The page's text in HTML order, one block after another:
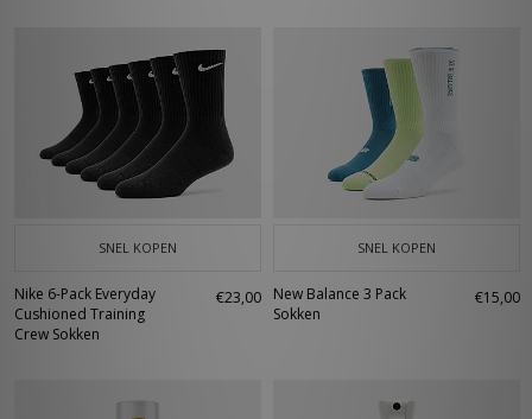
SNEL KOPEN
Nike 6-Pack Everyday
Cushioned Training
Crew Sokken
€23,00
SNEL KOPEN
New Balance 3 Pack
Sokken
€15,00